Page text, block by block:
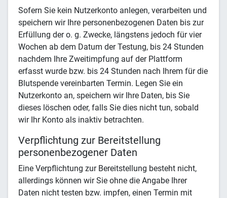
Sofern Sie kein Nutzerkonto anlegen, verarbeiten und
speichern wir Ihre personenbezogenen Daten bis zur
Erfüllung der o. g. Zwecke, längstens jedoch für vier
Wochen ab dem Datum der Testung, bis 24 Stunden
nachdem Ihre Zweitimpfung auf der Plattform
erfasst wurde bzw. bis 24 Stunden nach Ihrem für die
Blutspende vereinbarten Termin. Legen Sie ein
Nutzerkonto an, speichern wir Ihre Daten, bis Sie
dieses löschen oder, falls Sie dies nicht tun, sobald
wir Ihr Konto als inaktiv betrachten.
Verpflichtung zur Bereitstellung
personenbezogener Daten
Eine Verpflichtung zur Bereitstellung besteht nicht,
allerdings können wir Sie ohne die Angabe Ihrer
Daten nicht testen bzw. impfen, einen Termin mit